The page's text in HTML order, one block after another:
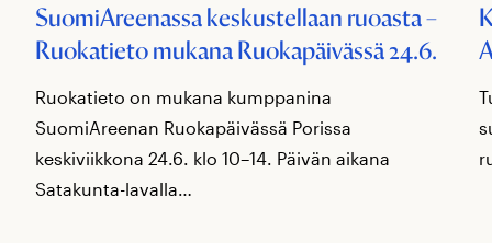
SuomiAreenassa keskustellaan ruoasta –
Ruokatieto mukana Ruokapäivässä 24.6.
Ruokatieto on mukana kumppanina
SuomiAreenan Ruokapäivässä Porissa
keskiviikkona 24.6. klo 10–14. Päivän aikana
Satakunta-lavalla…